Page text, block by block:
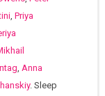
Priya
Anna
. Sleep